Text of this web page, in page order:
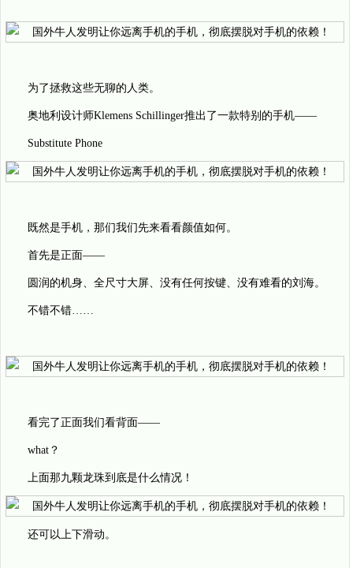
为了拯救这些无聊的人类。
奥地利设计师Klemens Schillinger推出了一款特别的手机——
Substitute Phone
既然是手机，那们我们先来看看颜值如何。
首先是正面——
圆润的机身、全尺寸大屏、没有任何按键、没有难看的刘海。
不错不错……
看完了正面我们看背面——
what？
上面那九颗龙珠到底是什么情况！
还可以上下滑动。